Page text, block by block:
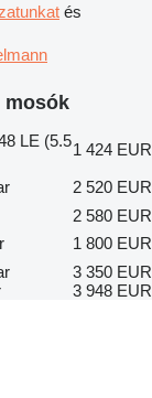
és
mosók
LE (5.51 424 EUR
2 520 EUR
2 580 EUR
1 800 EUR
3 350 EUR
3 948 EUR